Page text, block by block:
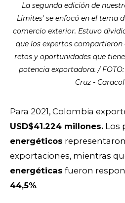
La segunda edición de
Límites' se enfocó en el tema
comercio exterior. Estuvo
que los expertos compartieron
retos y oportunidades que
potencia exportadora. /
Cruz -
Para 2021, Colombia
USD$41.224 millones. Los
energéticos representaron
exportaciones, mientras
energéticas fueron
44,5%.